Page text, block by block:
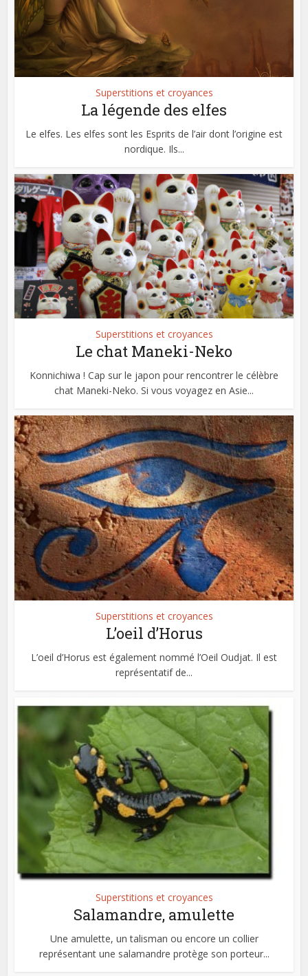
Superstitions et croyances
La légende des elfes
Le elfes. Les elfes sont les Esprits de l’air dont l’origine est
nordique. Ils...
Superstitions et croyances
Le chat Maneki-Neko
Konnichiwa ! Cap sur le japon pour rencontrer le célèbre
chat Maneki-Neko. Si vous voyagez en Asie...
Superstitions et croyances
L’oeil d’Horus
L’oeil d’Horus est également nommé l’Oeil Oudjat. Il est
représentatif de...
Superstitions et croyances
Salamandre, amulette
Une amulette, un talisman ou encore un collier
représentant une salamandre protège son porteur...